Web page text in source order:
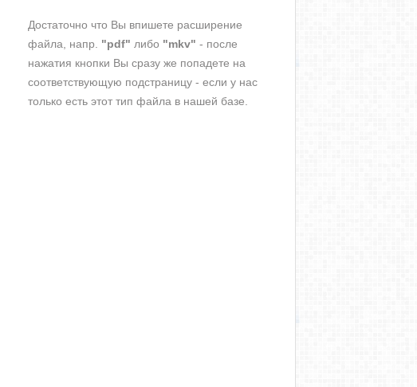
Достаточно что Вы впишете расширение
файла, напр. "pdf" либо "mkv" - после
нажатия кнопки Вы сразу же попадете на
соответствующую подстраницу - если у нас
только есть этот тип файла в нашей базе.